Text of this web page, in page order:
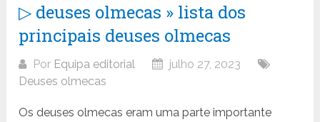
▷ deuses olmecas » lista dos
principais deuses olmecas
Por Equipa editorial
julho 27, 2023
Deuses olmecas
Os deuses olmecas eram uma parte importante